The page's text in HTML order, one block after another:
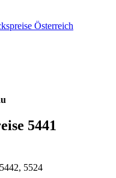
Österreich
5441
5524